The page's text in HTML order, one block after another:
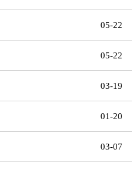
05-22
05-22
03-19
01-20
03-07